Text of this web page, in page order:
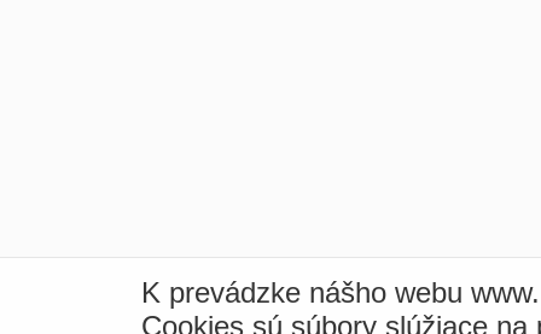
K prevádzke nášho webu
Cookies sú súbory slúžiace